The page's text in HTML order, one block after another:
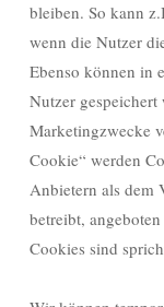
bleiben. So kann
wenn die Nutzer
Ebenso können in
Nutzer
Marketingzwecke
Cookie“ werden
Anbietern als dem
betreibt,
Cookies sind